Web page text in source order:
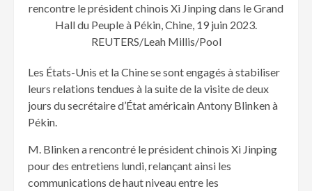
rencontre le président chinois Xi Jinping dans le Grand
Hall du Peuple à Pékin, Chine, 19 juin 2023.
REUTERS/Leah Millis/Pool
Les États-Unis et la Chine se sont engagés à stabiliser
leurs relations tendues à la suite de la visite de deux
jours du secrétaire d’État américain Antony Blinken à
Pékin.
M. Blinken a rencontré le président chinois Xi Jinping
pour des entretiens lundi, relançant ainsi les
communications de haut niveau entre les